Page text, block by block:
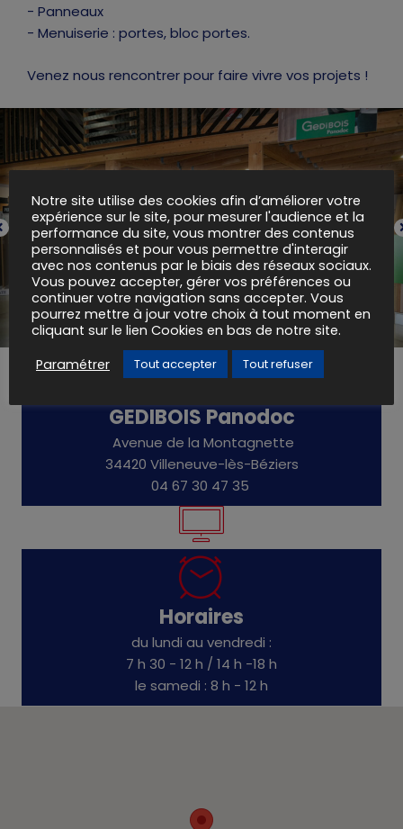
- Panneaux
- Menuiserie : portes, bloc portes.
Venez nous rencontrer pour faire vivre vos projets !
GEDIBOIS Panodoc
Avenue de la Montagnette
34420 Villeneuve-lès-Béziers
04 67 30 47 35
Horaires
du lundi au vendredi :
7 h 30 - 12 h / 14 h -18 h
le samedi : 8 h - 12 h
Notre site utilise des cookies afin d’améliorer votre
expérience sur le site, pour mesurer l'audience et la
performance du site, vous montrer des contenus
personnalisés et pour vous permettre d'interagir
avec nos contenus par le biais des réseaux sociaux.
Vous pouvez accepter, gérer vos préférences ou
continuer votre navigation sans accepter. Vous
pourrez mettre à jour votre choix à tout moment en
cliquant sur le lien Cookies en bas de notre site.
Paramétrer
Tout accepter Tout refuser